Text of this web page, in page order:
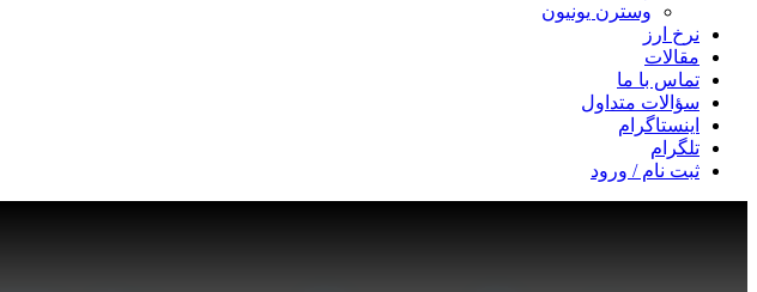
وسترن یونیون
نرخ ارز
مقالات
تماس با ما
سؤالات متداول
اینستاگرام
تلگرام
ثبت نام / ورود